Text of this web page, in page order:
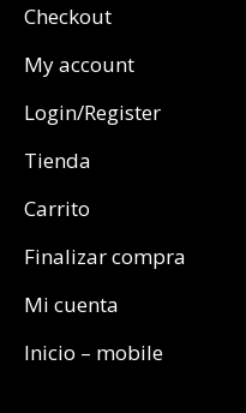
Checkout
My account
Login/Register
Tienda
Carrito
Finalizar compra
Mi cuenta
Inicio – mobile